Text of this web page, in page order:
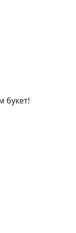
букет!